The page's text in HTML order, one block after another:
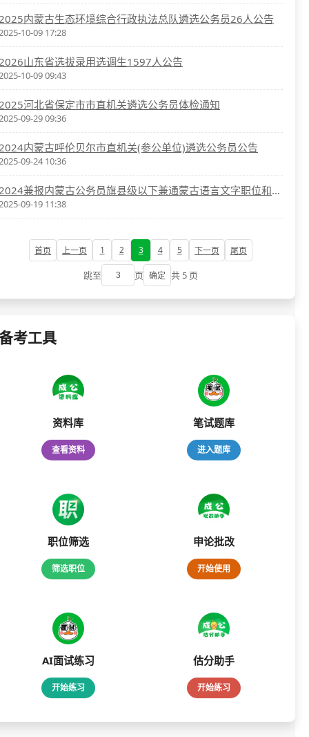
内蒙古生态环境综合行政执法总队遴选公务员26人公告
10-09 17:28
山东省选拔录用选调生1597人公告
10-09 09:43
河北省保定市市直机关遴选公务员体检通知
09-29 09:36
内蒙古呼伦贝尔市直机关(参公单位)遴选公务员公告
09-24 10:36
2024兼报内蒙古公务员旗县级以下兼通蒙古语言文字职位和2024集中选调生职位的考生选择答题语言有关事项公告
09-19 11:38
首页 上一页 1 2 3 4 5 下一页 尾页
跳至 页 确定 共 5 页
考工具
资料库
查看资料
笔试题库
进入题库
职位筛选
筛选职位
申论批改
开始使用
AI面试练习
开始练习
估分助手
开始练习